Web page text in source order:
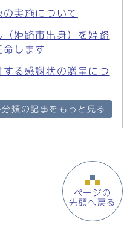
実施について
姫路市出身）を姫路
します
る感謝状の贈呈につ
分類の記事をもっと見る
ページの
先頭へ戻る